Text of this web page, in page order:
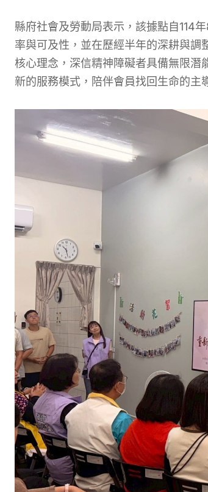
縣府社會及勞動局表示，該據點自114
率與可及性，並在歷經半年的深耕與調
核心理念，深信精神障礙者具備無限潛
新的服務模式，陪伴會員找回生命的主